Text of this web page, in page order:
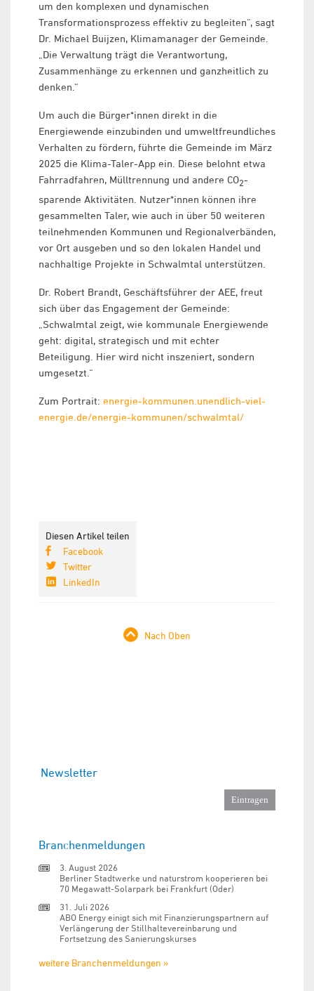
um den komplexen und dynamischen
Transformationsprozess effektiv zu begleiten“, sagt
Dr. Michael Buijzen, Klimamanager der Gemeinde.
„Die Verwaltung trägt die Verantwortung,
Zusammenhänge zu erkennen und ganzheitlich zu
denken.“
Um auch die Bürger*innen direkt in die
Energiewende einzubinden und umweltfreundliches
Verhalten zu fördern, führte die Gemeinde im März
2025 die Klima-Taler-App ein. Diese belohnt etwa
Fahrradfahren, Mülltrennung und andere CO2-
sparende Aktivitäten. Nutzer*innen können ihre
gesammelten Taler, wie auch in über 50 weiteren
teilnehmenden Kommunen und Regionalverbänden,
vor Ort ausgeben und so den lokalen Handel und
nachhaltige Projekte in Schwalmtal unterstützen.
Dr. Robert Brandt, Geschäftsführer der AEE, freut
sich über das Engagement der Gemeinde:
„Schwalmtal zeigt, wie kommunale Energiewende
geht: digital, strategisch und mit echter
Beteiligung. Hier wird nicht inszeniert, sondern
umgesetzt.“
Zum Portrait: energie-kommunen.unendlich-viel-
energie.de/energie-kommunen/schwalmtal/
Diesen Artikel teilen
Facebook
Twitter
LinkedIn
Nach Oben
Newsletter
Branchenmeldungen
3. August 2026
Berliner Stadtwerke und naturstrom kooperieren bei
70 Megawatt-Solarpark bei Frankfurt (Oder)
31. Juli 2026
ABO Energy einigt sich mit Finanzierungspartnern auf
Verlängerung der Stillhaltevereinbarung und
Fortsetzung des Sanierungskurses
weitere Branchenmeldungen »